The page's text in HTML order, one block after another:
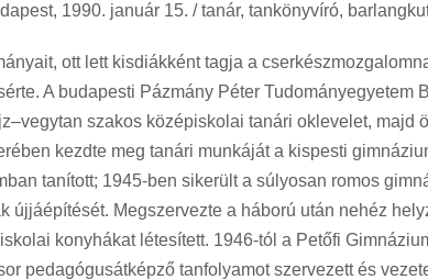
1990. január 15. / tanár, tankönyvíró,
ott lett kisdiákként tagja a
A budapesti Pázmány Péter Tudományegyetem
szakos középiskolai tanári oklevelet, majd
kezdte meg tanári munkáját a kispesti
tanított; 1945-ben sikerült a súlyosan romos
újjáépítését. Megszervezte a háború után nehéz
konyhákat létesített. 1946-tól a Petőfi
pedagógusátképző tanfolyamot szervezett és